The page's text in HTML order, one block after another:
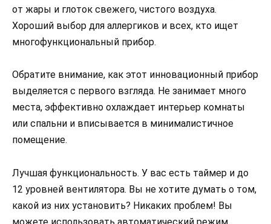
от жары и глоток свежего, чистого воздуха.
Хороший выбор для аллергиков и всех, кто ищет
многофункциональный прибор.
Обратите внимание, как этот инновационный прибор
выделяется с первого взгляда. Не занимает много
места, эффективно охлаждает интерьер комнаты
или спальни и вписывается в минималистичное
помещение.
Лучшая функциональность. У вас есть таймер и до
12 уровней вентилятора. Вы не хотите думать о том,
какой из них установить? Никаких проблем! Вы
можете использовать автоматический режим.